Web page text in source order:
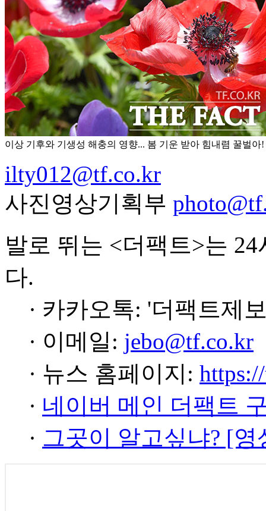
이상 기후와 기생성 해충의 영향... 봄 기운 받아 힘내렴 꿀벌아!
ilty012@tf.co.kr
사진영상기획부
발로 뛰는 <더팩트>는
다.
· 카카오톡: '더팩트제
· 이메일: jebo@tf.co.kr
· 뉴스 홈페이지:
· 네이버 메인 더팩트
· 그곳이 알고싶냐? [